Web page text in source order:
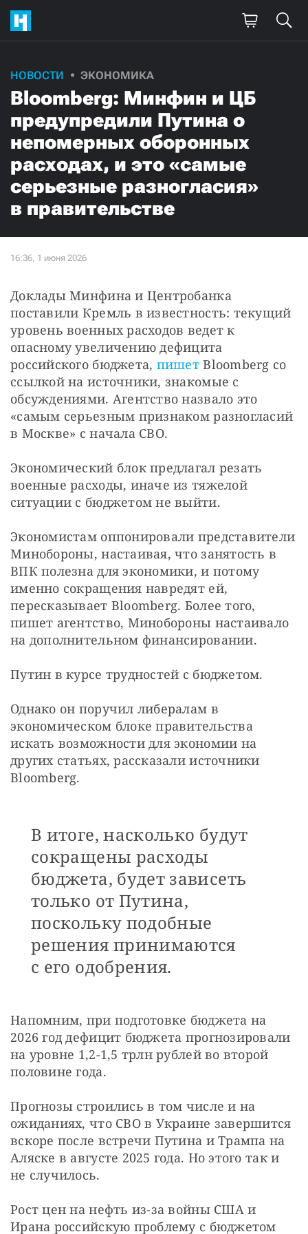
НОВОСТИ ЭКОНОМИКА
Bloomberg: Минфин и ЦБ
предупредили Путина о
непомерных оборонных
расходах, и это «самые
серьезные разногласия»
в правительстве
Доклады Минфина и Центробанка
поставили Кремль в известность: текущий
уровень военных расходов ведет к
опасному увеличению дефицита
российского бюджета, пишет Bloomberg со
ссылкой на источники, знакомые с
обсуждениями. Агентство назвало это
«самым серьезным признаком разногласий
в Москве» с начала СВО.
Экономический блок предлагал резать
военные расходы, иначе из тяжелой
ситуации с бюджетом не выйти.
Экономистам оппонировали представители
Минобороны, настаивая, что занятость в
ВПК полезна для экономики, и потому
именно сокращения навредят ей,
пересказывает Bloomberg. Более того,
пишет агентство, Минобороны настаивало
на дополнительном финансировании.
Путин в курсе трудностей с бюджетом.
Однако он поручил либералам в
экономическом блоке правительства
искать возможности для экономии на
других статьях, рассказали источники
Bloomberg.
В итоге, насколько будут
сокращены расходы
бюджета, будет зависеть
только от Путина,
поскольку подобные
решения принимаются
с его одобрения.
Напомним, при подготовке бюджета на
2026 год дефицит бюджета прогнозировали
на уровне 1,2-1,5 трлн рублей во второй
половине года.
Прогнозы строились в том числе и на
ожиданиях, что СВО в Украине завершится
вскоре после встречи Путина и Трампа на
Аляске в августе 2025 года. Но этого так и
не случилось.
Рост цен на нефть из-за войны США и
Ирана российскую проблему с бюджетом